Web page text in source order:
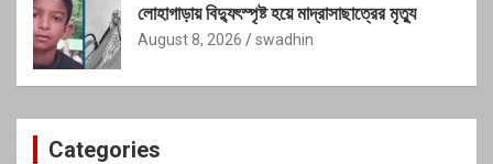
লোহাগাড়ায় বিদ্যুৎস্পৃষ্ট হয়ে মাদ্রাসাছাত্রের মৃত্যু
August 8, 2026 swadhin
Categories